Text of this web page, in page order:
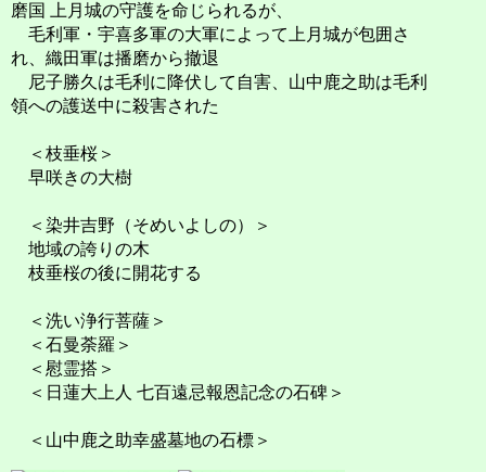
磨国 上月城の守護を命じられるが、
毛利軍・宇喜多軍の大軍によって上月城が包囲さ
れ、織田軍は播磨から撤退
尼子勝久は毛利に降伏して自害、山中鹿之助は毛利
領への護送中に殺害された
＜枝垂桜＞
早咲きの大樹
＜染井吉野（そめいよしの）＞
地域の誇りの木
枝垂桜の後に開花する
＜洗い浄行菩薩＞
＜石曼荼羅＞
＜慰霊搭＞
＜日蓮大上人 七百遠忌報恩記念の石碑＞
＜山中鹿之助幸盛墓地の石標＞